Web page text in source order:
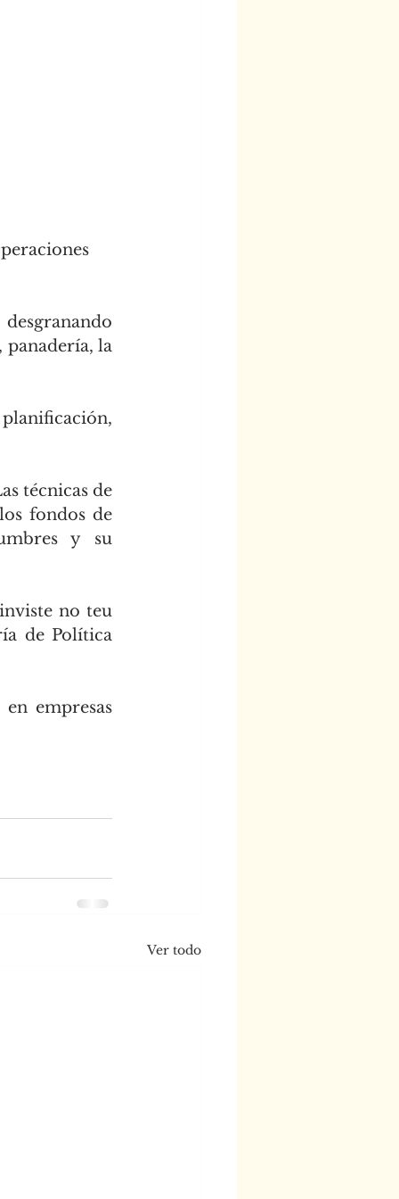
panadería, la
técnicas de
fondos de
y su
no teu
de Política
empresas
Ver todo